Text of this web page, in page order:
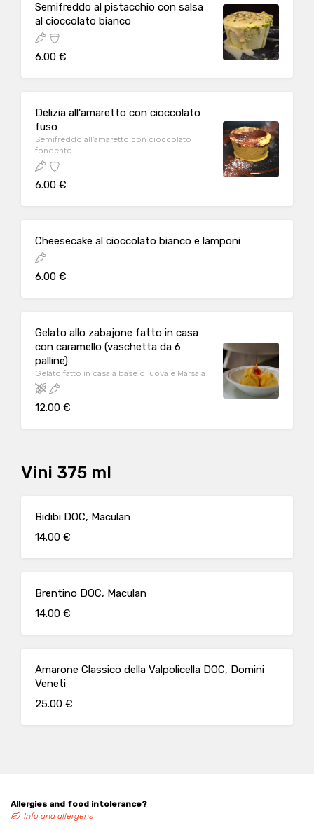
Semifreddo al pistacchio con salsa
al cioccolato bianco
6.00 €
Delizia all'amaretto con cioccolato
fuso
Semifreddo all'amaretto con cioccolato
fondente
6.00 €
Cheesecake al cioccolato bianco e lamponi
6.00 €
Gelato allo zabajone fatto in casa
con caramello (vaschetta da 6
palline)
Gelato fatto in casa a base di uova e Marsala
12.00 €
Vini 375 ml
Bidibi DOC, Maculan
14.00 €
Brentino DOC, Maculan
14.00 €
Amarone Classico della Valpolicella DOC, Domini
Veneti
25.00 €
Allergies and food intolerance?
Info and allergens